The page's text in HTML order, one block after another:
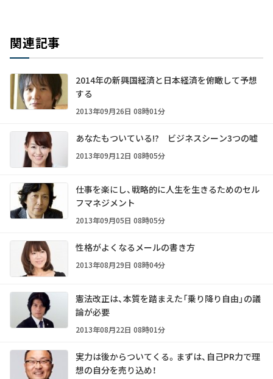
関連記事
2014年の新興国経済と日本経済を俯瞰して予想
する
2013年09月26日 08時01分
あなたもついている!? ビジネスシーン3つの嘘
2013年09月12日 08時05分
仕事を楽にし、戦略的に人生を生きるためのセル
フマネジメント
2013年09月05日 08時05分
性格がよくなるメールの書き方
2013年08月29日 08時04分
憲法改正は、本質を踏まえた「乗り降り自由」の議
論が必要
2013年08月22日 08時01分
実力は後からついてくる。まずは、自己PR力で理
想の自分を売り込め！